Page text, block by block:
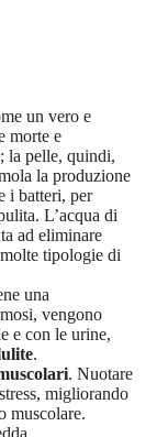
un vero e
morte e
; la pelle, quindi,
la produzione
i batteri, per
L’acqua di
ad eliminare
tipologie di
una
vengono
e con le urine,
.
. Nuotare
migliorando
muscolare.